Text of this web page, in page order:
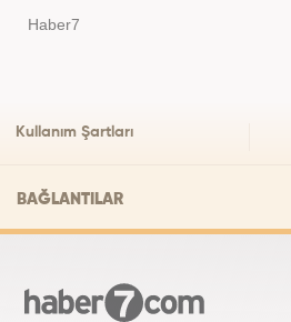
Haber7
Kullanım Şartları
BAĞLANTILAR